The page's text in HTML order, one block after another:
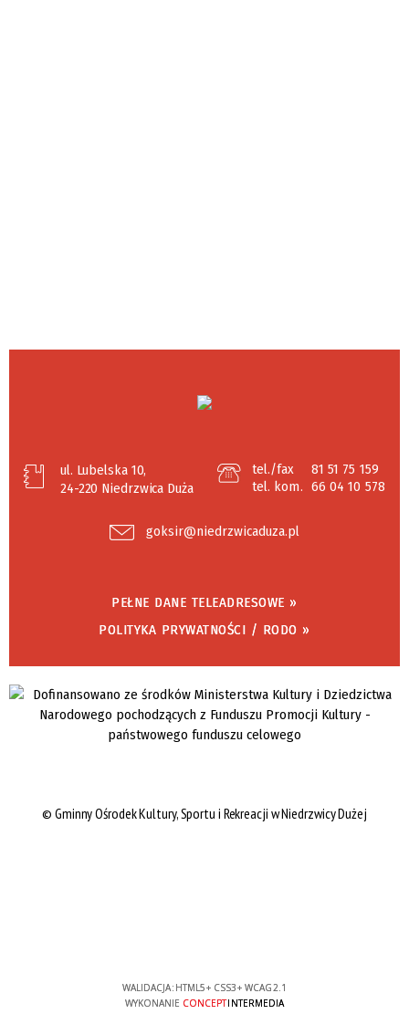
ul. Lubelska 10,
24-220 Niedrzwica Duża
tel./fax
81 51 75 159
tel. kom. 66 04 10 578
goksir@niedrzwicaduza.pl
PEŁNE DANE TELEADRESOWE »
POLITYKA PRYWATNOŚCI / RODO »
© Gminny Ośrodek Kultury, Sportu i Rekreacji w Niedrzwicy Dużej
WALIDACJA: HTML5+ CSS3+ WCAG 2.1
WYKONANIE CONCEPTINTERMEDIA